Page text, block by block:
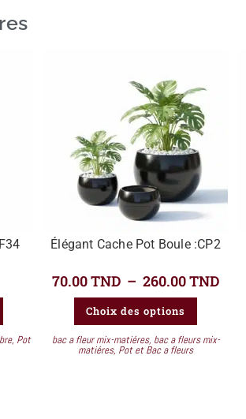
, Pot
Élégant Cache Pot Boule :CP2
70.00TND – 260.00TND
Choix des options
bac a fleur mix-matiéres, bac a fleurs mix-
matiéres, Pot et Bac a fleurs